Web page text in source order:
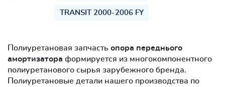
TRANSIT 2000-2006 FY
Полиуретановая запчасть опора переднього
амортизатора формируется из многокомпонентного
полиуретанового сырья зарубежного бренда.
Полиуретановые детали нашего производства по